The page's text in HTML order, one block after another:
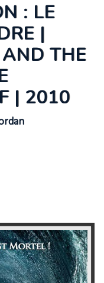
: LE
|
AND THE
| 2010